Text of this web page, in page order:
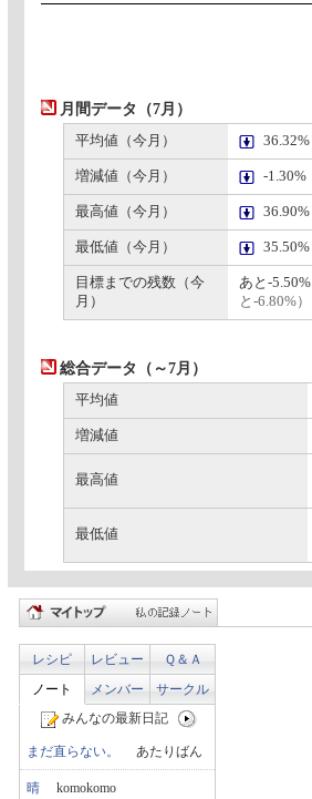
月間データ（7月）
平均値（今月） 36.32%
増減値（今月） -1.30%
最高値（今月） 36.90%
最低値（今月） 35.50%
目標までの残数（今
月）
あと-5.50%
と-6.80%）
総合データ（～7月）
平均値
増減値
最高値
最低値
レシピ レビュー
Ｑ＆Ａ
ノート
メンバー
サークル
みんなの最新日記
まだ直らない。 あたりばん
晴 komokomo